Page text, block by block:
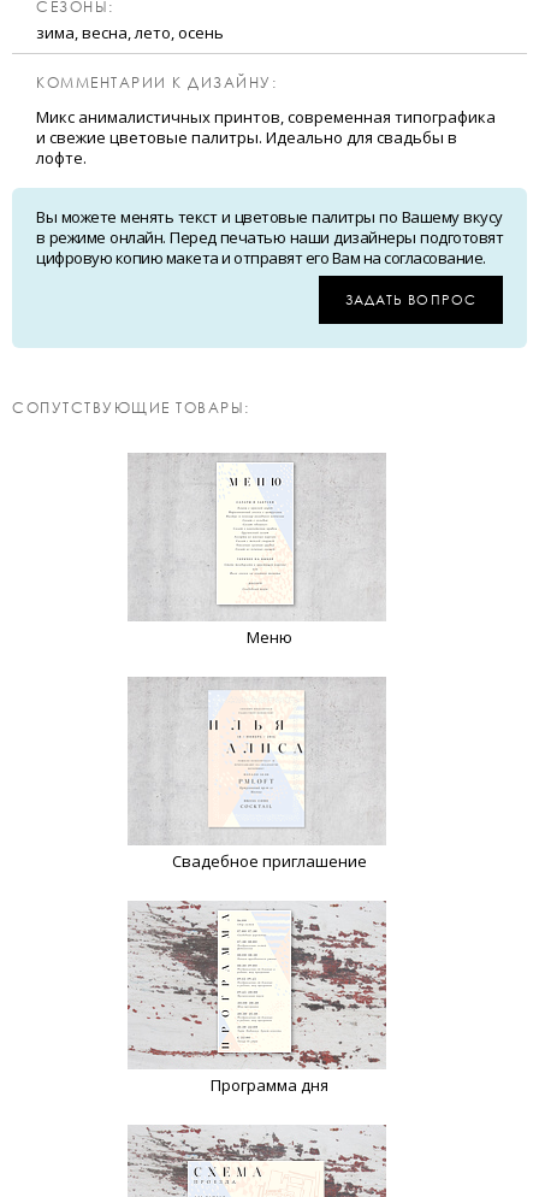
CЕЗОНЫ:
зима, весна, лето, осень
КОММЕНТАРИИ К ДИЗАЙНУ:
Микс анималистичных принтов, современная типографика
и свежие цветовые палитры. Идеально для свадьбы в
лофте.
Вы можете менять текст и цветовые палитры по Вашему вкусу
в режиме онлайн. Перед печатью наши дизайнеры подготовят
цифровую копию макета и отправят его Вам на согласование.
ЗАДАТЬ ВОПРОС
CОПУТСТВУЮЩИЕ ТОВАРЫ:
Меню
Свадебное приглашение
Программа дня